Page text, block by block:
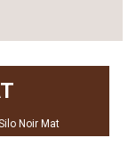
Noir Mat